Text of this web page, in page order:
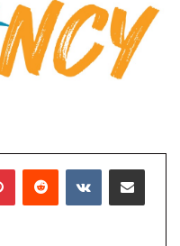
PinterestReddit VKontakteE-Posta ile paylaş